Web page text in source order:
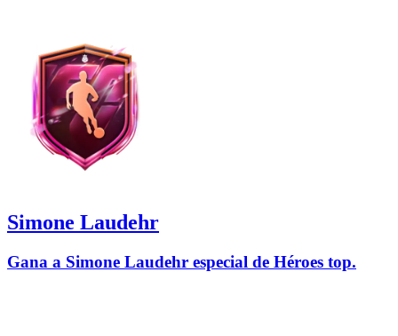
Simone Laudehr
Gana a Simone Laudehr especial de Héroes top.